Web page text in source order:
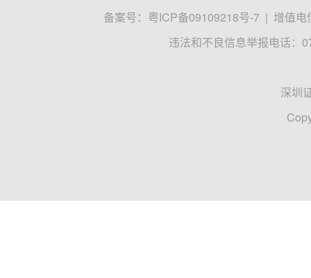
备案号： 粤ICP备09109218号-7 | 增值电
违法和不良信息举报电话：
深圳